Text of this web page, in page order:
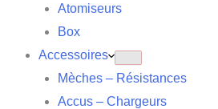
Atomiseurs
Box
Accessoires
Mèches – Résistances
Accus – Chargeurs